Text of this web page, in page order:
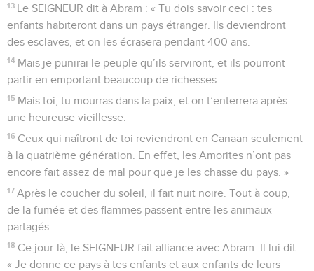
13 Le SEIGNEUR dit à Abram : « Tu dois savoir ceci : tes
enfants habiteront dans un pays étranger. Ils deviendront
des esclaves, et on les écrasera pendant 400 ans.
14 Mais je punirai le peuple qu’ils serviront, et ils pourront
partir en emportant beaucoup de richesses.
15 Mais toi, tu mourras dans la paix, et on t’enterrera après
une heureuse vieillesse.
16 Ceux qui naîtront de toi reviendront en Canaan seulement
à la quatrième génération. En effet, les Amorites n’ont pas
encore fait assez de mal pour que je les chasse du pays. »
17 Après le coucher du soleil, il fait nuit noire. Tout à coup,
de la fumée et des flammes passent entre les animaux
partagés.
18 Ce jour-là, le SEIGNEUR fait alliance avec Abram. Il lui dit :
« Je donne ce pays à tes enfants et aux enfants de leurs